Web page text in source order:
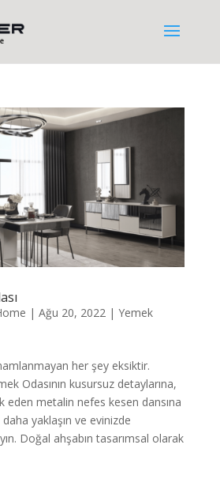
| Ağu 20, 2022 | Yemek
her şey eksiktir.
Odasının kusursuz detaylarına,
eden metalin nefes kesen dansına
yaklaşın ve evinizde
Doğal ahşabın tasarımsal olarak